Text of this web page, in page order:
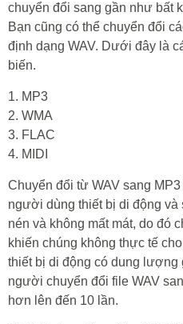
chuyển đổi sang gần như bất
Bạn cũng có thể chuyển đổi
định dạng WAV. Dưới đây là
biến.
1. MP3
2. WMA
3. FLAC
4. MIDI
Chuyển đổi từ WAV sang
người dùng thiết bị di động và
nén và không mất mát, do đó
khiến chúng không thực tế
thiết bị di động có dung lượng
người chuyển đổi file WAV
hơn lên đến 10 lần.